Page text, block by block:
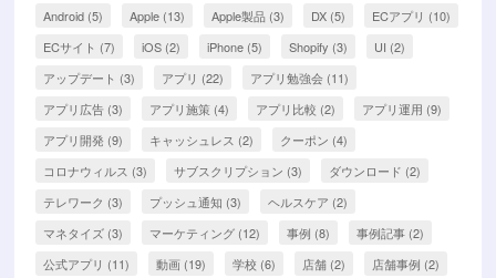
Android (5) Apple (13) Apple製品 (3) DX (5) ECアプリ (10)
ECサイト (7) iOS (2) iPhone (5) Shopify (3) UI (2)
アップデート (3) アプリ (22) アプリ勉強会 (11)
アプリ広告 (3) アプリ施策 (4) アプリ比較 (2) アプリ運用 (9)
アプリ開発 (9) キャッシュレス (2) クーポン (4)
コロナウィルス (3) サブスクリプション (3) ダウンロード (2)
テレワーク (3) プッシュ通知 (3) ヘルスケア (2)
マネタイズ (3) マーケティング (12) 事例 (8) 事例記事 (2)
公式アプリ (11) 動画 (19) 学校 (6) 店舗 (2) 店舗事例 (2)